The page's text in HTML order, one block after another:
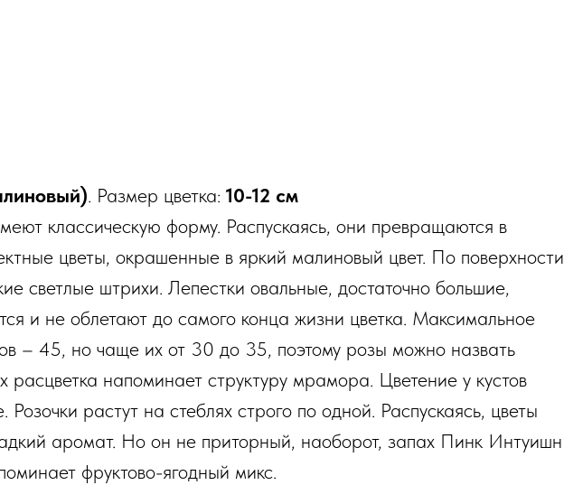
. Размер цветка: 10-12 см
классическую форму. Распускаясь, они превращаются в
цветы, окрашенные в яркий малиновый цвет. По поверхности
светлые штрихи. Лепестки овальные, достаточно большие,
и не облетают до самого конца жизни цветка. Максимальное
– 45, но чаще их от 30 до 35, поэтому розы можно назвать
расцветка напоминает структуру мрамора. Цветение у кустов
Розочки растут на стеблях строго по одной. Распускаясь, цветы
аромат. Но он не приторный, наоборот, запах Пинк Интуишн
фруктово-ягодный микс.